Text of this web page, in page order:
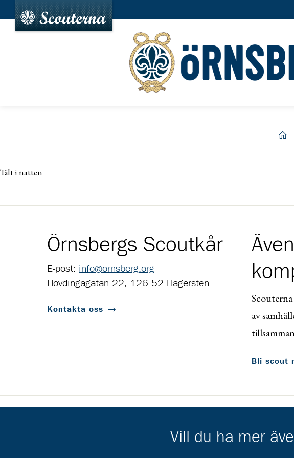
hem
Tält i natten
Örnsbergs Scoutkår
E-post: info@ornsberg.org
Hövdingagatan 22, 126 52 Hägersten
Kontakta oss
av
Bli scout
Vill du ha mer